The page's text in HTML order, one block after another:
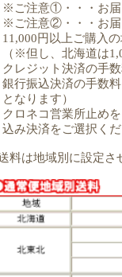
ご注意①・・・お届
ご注意②・・・お届
11,000円以上ご購入
※但し、北海道は
クレジット決済の手
銀行振込決済の手数
なります）
クロネコ営業所止め
み決済をご選択く
料は地域別に設定さ